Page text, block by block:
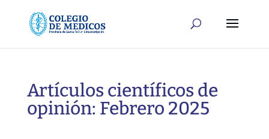
Artículos científicos de
opinión: Febrero 2025